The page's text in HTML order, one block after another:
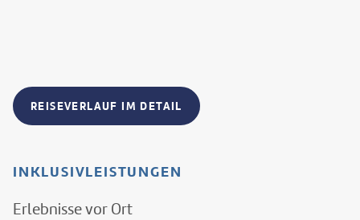
REISEVERLAUF IM DETAIL
INKLUSIVLEISTUNGEN
Erlebnisse vor Ort